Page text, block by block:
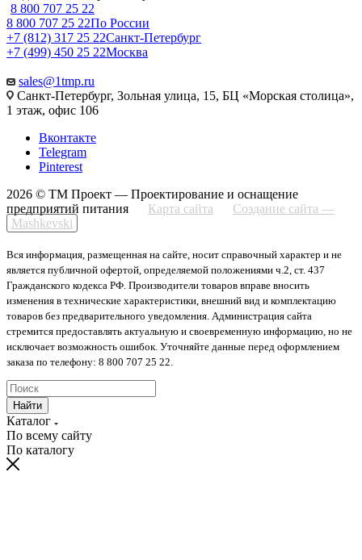
8 800 707 25 22
8 800 707 25 22По России
+7 (812) 317 25 22Санкт-Петербург
+7 (499) 450 25 22Москва
sales@1tmp.ru
Санкт-Петербург, Зольная улица, 15, БЦ «Морская столица»,
1 этаж, офис 106
Вконтакте
Telegram
Pinterest
2026 © ТМ Проект — Проектирование и оснащение
предприятий питания
Карта сайта
Создание сайта —
Mashkevski
Вся информация, размещенная на сайте, носит справочный характер и не
является публичной офертой, определяемой положениями ч.2, ст. 437
Гражданского кодекса РФ. Производители товаров вправе вносить
изменения в технические характеристики, внешний вид и комплектацию
товаров без предварительного уведомления. Администрация сайта
стремится предоставлять актуальную и своевременную информацию, но не
исключает возможность ошибок. Уточняйте данные перед оформлением
заказа по телефону: 8 800 707 25 22.
Найти
Каталог
По всему сайту
По каталогу